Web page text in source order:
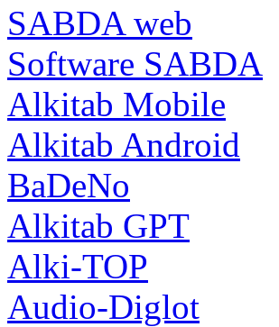
SABDA web
Software SABDA
Alkitab Mobile
Alkitab Android
BaDeNo
Alkitab GPT
Alki-TOP
Audio-Diglot